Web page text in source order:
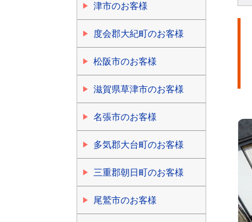
津市のお客様
度会郡大紀町のお客様
松阪市のお客様
滋賀県草津市のお客様
名張市のお客様
多気郡大台町のお客様
三重郡朝日町のお客様
尾鷲市のお客様